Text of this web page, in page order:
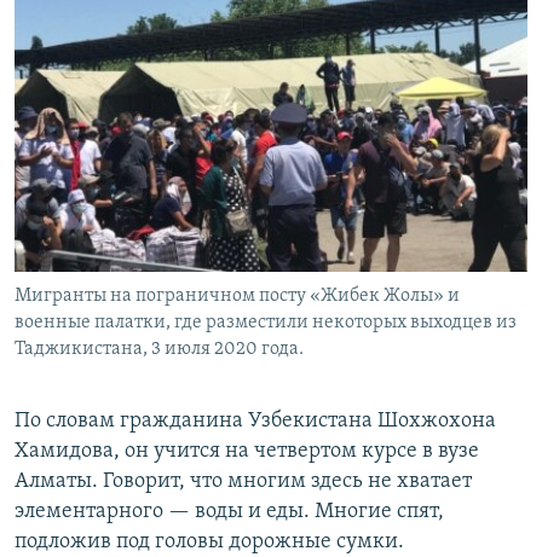
Мигранты на пограничном посту «Жибек Жолы» и
военные палатки, где разместили некоторых выходцев из
Таджикистана, 3 июля 2020 года.
По словам гражданина Узбекистана Шохжохона
Хамидова, он учится на четвертом курсе в вузе
Алматы. Говорит, что многим здесь не хватает
элементарного — воды и еды. Многие спят,
подложив под головы дорожные сумки.